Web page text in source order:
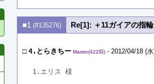
■1 (#135276)
Re[1]: ＋11ガイアの指
□4.とらきちー Master(422回)- 2012/04/18 (
1.エリス 様